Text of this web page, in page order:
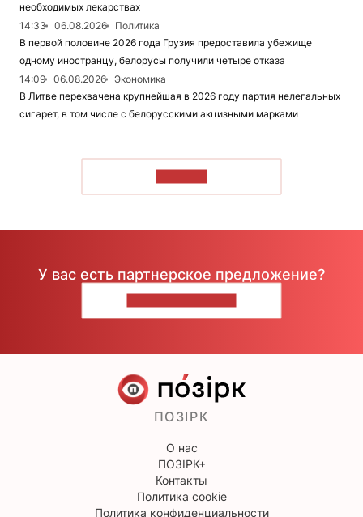
необходимых лекарствах
14:33
06.08.2026
Политика
В первой половине 2026 года Грузия предоставила убежище
одному иностранцу, белорусы получили четыре отказа
14:09
06.08.2026
Экономика
В Литве перехвачена крупнейшая в 2026 году партия нелегальных
сигарет, в том числе с белорусскими акцизными марками
У вас есть партнерское предложение?
ПОЗІРК
О нас
ПОЗІРК+
Контакты
Политика cookie
Политика конфиденциальности